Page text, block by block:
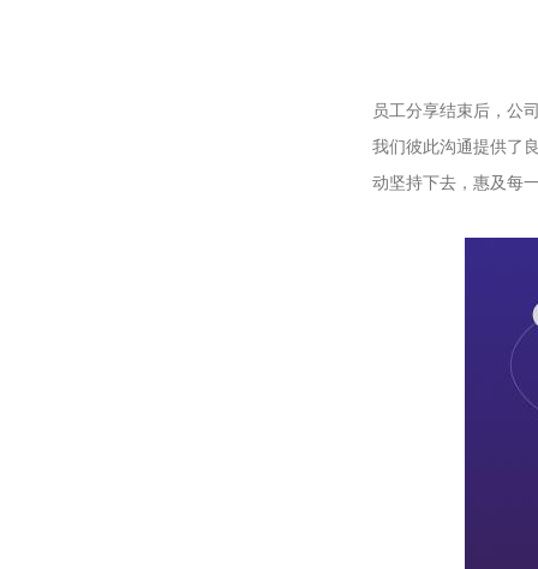
员工分享结束后，公
我们彼此沟通提供了
动坚持下去，惠及每